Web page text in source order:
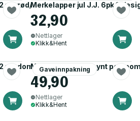
ark rød/sølvMerkelapper jul J.J. 6pk 3
32,90
Nettlager
Klikk&Hent
ark dompapGaveinnpakning
Merkelapp/pakkepynt
49,90
Nettlager
Klikk&Hent